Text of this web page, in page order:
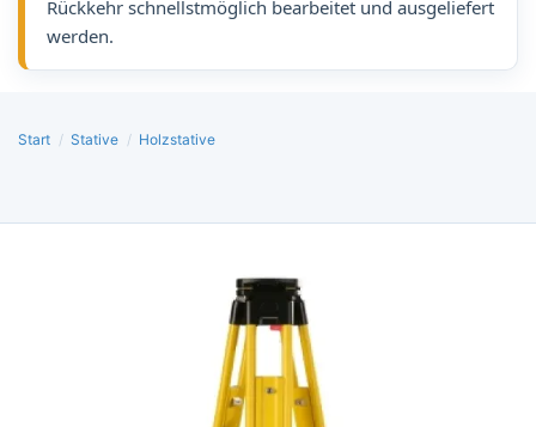
Rückkehr schnellstmöglich bearbeitet und ausgeliefert
werden.
Start / Stative / Holzstative